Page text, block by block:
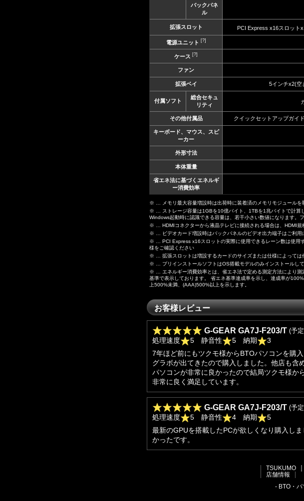
バックパネ
ル
拡張スロット PCI Express x16スロット
電源ユニット [?]
ケース [?]
ファン
拡張ベイ 5インチx2(空
付属ソフト
総合セキュ
リティ
その他付属品 クイックセットアップガイ
キーボード、マウス、スピ
ーカー
外形寸法
本体重量
省エネ法に基づくエネルギ
ー消費効率
※ … メモリ最大容量増設時は出荷時に装着済のメモリモジュールを
※ … ストレージ容量は1GBを10億バイト、1TBを1兆バイトで計算
Windows起動時に認識できる容量は、若干小さい数値になります。
※ … HDMIコネクターから液晶テレビに接続される場合は、HDMI規
※ … ビデオカード増設時はバックパネルのビデオ出力端子はご利用
※ … PCI Express x16スロットの実際に使用できるレーン数は使用
様をご確認ください
※ … 拡張スロットは増設するカードのサイズまたは仕様によっては
※ … プリインストールソフトはOS搭載モデルのみインストールし
※ … エネルギー消費効率とは、省エネ法で定める測定方法により
基準で表示しております。 省エネ基準達成率を示し、達成率が
上500%未満、(AAA)500%以上を示します。
お客様レビュー
G-GEAR GA7J-F203/T (予
処理速度 5 静音性 5 納期
3
7年ほど前にもツクモ様からBTOパソコンを購
グラボが出てきたので購入しました。他店も
パソコンが非常に良かったので結局ツクモ様か
非常に良く満足しています。
G-GEAR GA7J-F203/T (予
処理速度 5 静音性 4 納期
5
最新のGPUを搭載したPCが欲しくなり購入し
かったです。
TSUKUMO
店舗情報
- BTO・